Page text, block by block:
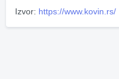
Izvor: https://www.kovin.rs/